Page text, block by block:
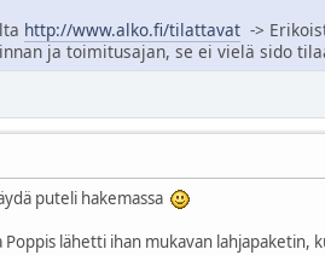
http://www.alko.fi/tilattavat ->
ja toimitusajan, se ei vielä sido
puteli hakemassa
lähetti ihan mukavan lahjapaketin,